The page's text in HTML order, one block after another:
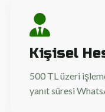
Kişisel
500 TL üzeri
yanıt süresi